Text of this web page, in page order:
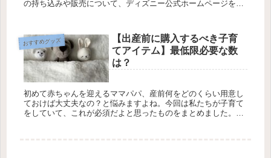
の持ち込みや販売について、ディズニー公式ホームページを確
おすすめグッズ
【出産前に購入するべき子育
てアイテム】最低限必要な数
は？
初めて赤ちゃんを迎えるママパパ、産前何をどのくらい用意し
ておけば大丈夫なの？と悩みますよね。今回は私たちが子育て
をしていて、これが必須だよと思ったものをまとめました。私